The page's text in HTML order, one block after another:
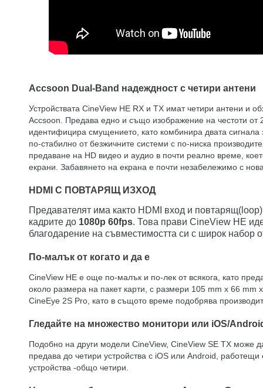
Accsoon Dual-Band надеждност с четири антени
Устройствата CineView HE RX и TX имат четири антени и
Accsoon. Предава едно и също изображение на честоти
идентифицира смущението, като комбинира двата
по-стабилно от безжичните системи с по-ниска
предаване на HD видео и аудио в почти реално време,
екрани. Забавянето на екрана е почти незабележимо с
HDMI С ПОВТАРЯЩ ИЗХОД
Предавателят има както HDMI вход и
кадрите до 1080p 60fps. Това прави CineView HE
благодарение на съвместимостта си с широк набор
По-малък от когато и да е
CineView HE е още по-малък и по-лек от всякога, като
около размера на пакет карти, с размери 105 mm x 66
CineEye 2S Pro, като в същото време подобрява
Гледайте на множество монитори или iOS/
Подобно на други модели CineView, CineView SE TX може
предава до четири устройства с iOS или Android,
устройства -общо четири.